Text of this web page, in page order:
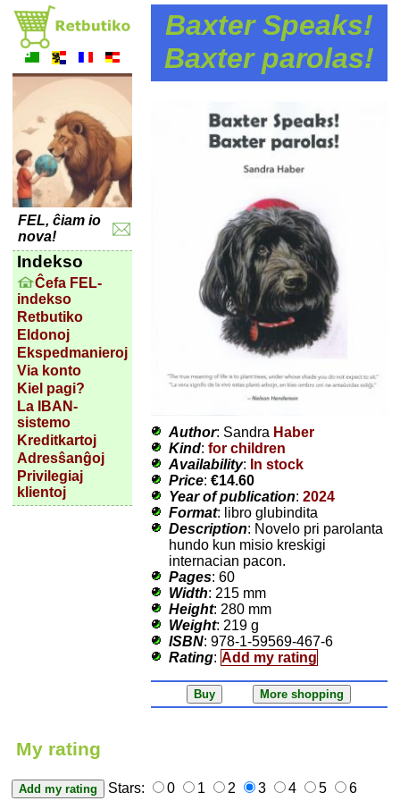
FEL, ĉiam io
nova!
Indekso
Ĉefa FEL-
indekso
Retbutiko
Eldonoj
Ekspedmanieroj
Via konto
Kiel pagi?
La IBAN-
sistemo
Kreditkartoj
Adresŝanĝoj
Privilegiaj
klientoj
Baxter Speaks!
Baxter parolas!
Author: Sandra Haber
Kind: for children
Availability: In stock
Price: €14.60
Year of publication: 2024
Format: libro glubindita
Description: Novelo pri parolanta
hundo kun misio kreskigi
internacian pacon.
Pages: 60
Width: 215 mm
Height: 280 mm
Weight: 219 g
ISBN: 978-1-59569-467-6
Rating: Add my rating
My rating
Stars: 0 1 2 3 4 5 6